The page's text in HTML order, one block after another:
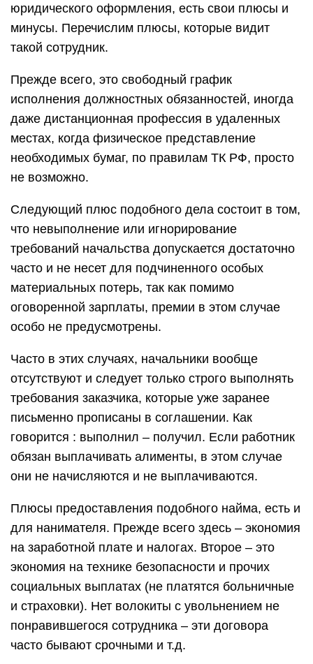
юридического оформления, есть свои плюсы и
минусы. Перечислим плюсы, которые видит
такой сотрудник.
Прежде всего, это свободный график
исполнения должностных обязанностей, иногда
даже дистанционная профессия в удаленных
местах, когда физическое представление
необходимых бумаг, по правилам ТК РФ, просто
не возможно.
Следующий плюс подобного дела состоит в том,
что невыполнение или игнорирование
требований начальства допускается достаточно
часто и не несет для подчиненного особых
материальных потерь, так как помимо
оговоренной зарплаты, премии в этом случае
особо не предусмотрены.
Часто в этих случаях, начальники вообще
отсутствуют и следует только строго выполнять
требования заказчика, которые уже заранее
письменно прописаны в соглашении. Как
говорится : выполнил – получил. Если работник
обязан выплачивать алименты, в этом случае
они не начисляются и не выплачиваются.
Плюсы предоставления подобного найма, есть и
для нанимателя. Прежде всего здесь – экономия
на заработной плате и налогах. Второе – это
экономия на технике безопасности и прочих
социальных выплатах (не платятся больничные
и страховки). Нет волокиты с увольнением не
понравившегося сотрудника – эти договора
часто бывают срочными и т.д.